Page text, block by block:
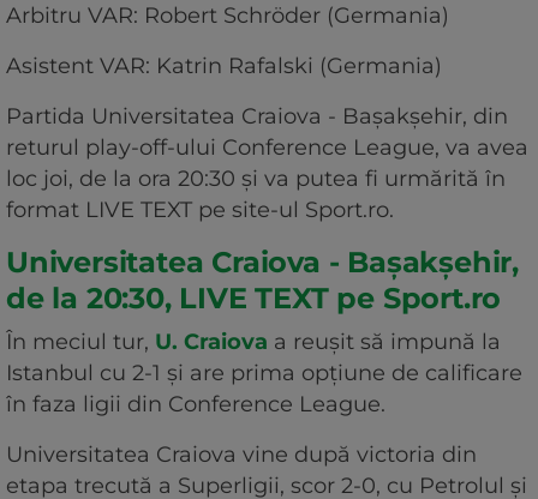
Arbitru VAR: Robert Schröder (Germania)
Asistent VAR: Katrin Rafalski (Germania)
Partida Universitatea Craiova - Bașakșehir, din
returul play-off-ului Conference League, va avea
loc joi, de la ora 20:30 și va putea fi urmărită în
format LIVE TEXT pe site-ul Sport.ro.
Universitatea Craiova - Bașakșehir,
de la 20:30, LIVE TEXT pe Sport.ro
În meciul tur, U. Craiova a reușit să impună la
Istanbul cu 2-1 și are prima opțiune de calificare
în faza ligii din Conference League.
Universitatea Craiova vine după victoria din
etapa trecută a Superligii, scor 2-0, cu Petrolul și